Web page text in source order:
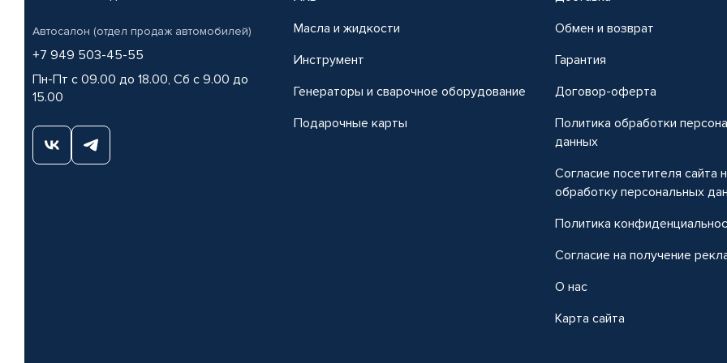
Автосалон (отдел продаж автомобилей)
+7 949 503-45-55
Пн-Пт с 09.00 до 18.00, Сб с 9.00 до
15.00
Масла и жидкости
Инструмент
Генераторы и сварочное оборудование
Подарочные карты
Обмен и возврат
Гарантия
Договор-оферта
Политика обработки
данных
Согласие посетителя сайта
обработку персональных
Политика
Согласие на получение
О нас
Карта сайта